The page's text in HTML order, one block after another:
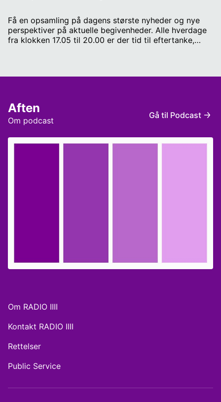
Få en opsamling på dagens største nyheder og nye
perspektiver på aktuelle begivenheder. Alle hverdage
fra klokken 17.05 til 20.00 er der tid til eftertanke,
Cluster. Thomas Gravgaard, Journalist, forfatter,
tænketank; Tænketanken Digital Infrastruktur. Katja
Højgaard Petersen, historiker og phd-stipendiat i
Om podcast
Aften Gå til Podcast
Om RADIO IIII
Kontakt RADIO IIII
Rettelser
Public Service